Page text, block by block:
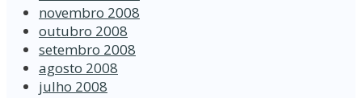
novembro 2008
outubro 2008
setembro 2008
agosto 2008
julho 2008